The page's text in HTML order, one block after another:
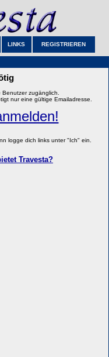
LINKS REGISTRIEREN
Benutzer zugänglich.
nur eine gültige Emailadresse.
logge dich links unter "Ich" ein.
Travesta?